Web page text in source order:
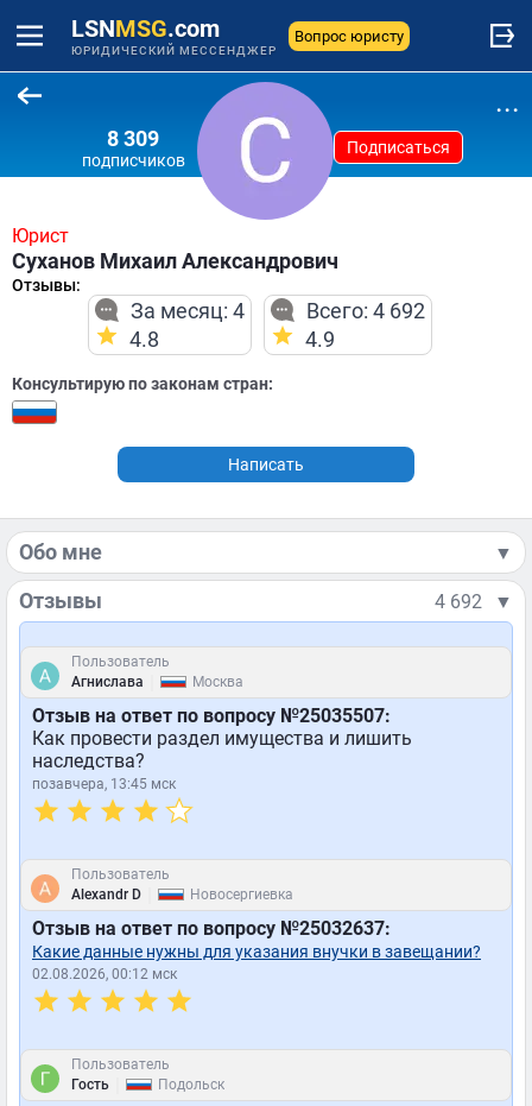
LSNMSG.com
ЮРИДИЧЕСКИЙ МЕССЕНДЖЕР
Вопрос юристу
8 309
подписчиков
Подписаться
...
Юрист
Суханов Михаил Александрович
Отзывы:
За месяц: 4
4.8
Всего: 4 692
4.9
Консультирую по законам стран:
Написать
Обо мне ▼
Отзывы 4 692 ▼
Пользователь
Агнислава
Москва
Отзыв на ответ по вопросу №25035507:
Как провести раздел имущества и лишить
наследства?
позавчера, 13:45 мск
Пользователь
Alexandr D
Новосергиевка
Отзыв на ответ по вопросу №25032637:
Какие данные нужны для указания внучки в завещании?
02.08.2026, 00:12 мск
Пользователь
Гость
Подольск